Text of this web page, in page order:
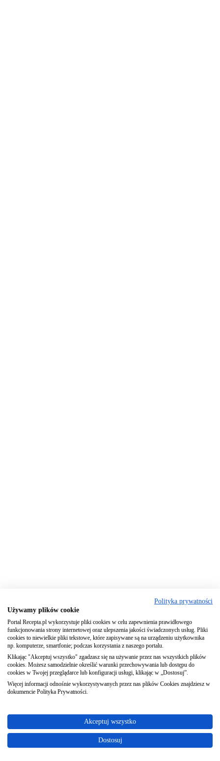
Polityka prywatności
Używamy plików cookie
Portal Recepta.pl wykorzystuje pliki cookies w celu zapewnienia prawidłowego
funkcjonowania strony internetowej oraz ulepszenia jakości świadczonych usług. Pliki
cookies to niewielkie pliki tekstowe, które zapisywane są na urządzeniu użytkownika
np. komputerze, smartfonie; podczas korzystania z naszego portalu.
Klikając "Akceptuj wszystko" zgadzasz się na używanie przez nas wszystkich plików
cookies. Możesz samodzielnie określić warunki przechowywania lub dostępu do
cookies w Twojej przeglądarce lub konfiguracji usługi, klikając w „Dostosuj”.
Więcej informacji odnośnie wykorzystywanych przez nas plików Cookies znajdziesz w
dokumencie Polityka Prywatności.
Akceptuj wszystko
Dostosuj